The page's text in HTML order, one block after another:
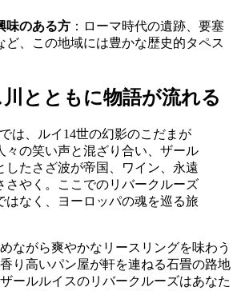
味のある方 ：ローマ時代の遺跡、要塞
ど、この地域には豊かな歴史的タペス
とともに物語が流れる
は、ルイ14世の幻影のこだまが
々の笑い声と混ざり合い、ザール
したさざ波が帝国、ワイン、永遠
さやく。ここでのリバークルーズ
はなく、ヨーロッパの魂を巡る旅
ながら爽やかなリースリングを味わう
り高いパン屋が軒を連ねる石畳の路地
ールルイスのリバークルーズはあなた